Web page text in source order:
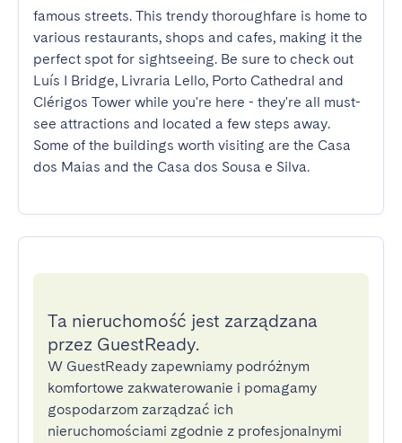
famous streets. This trendy thoroughfare is home to
various restaurants, shops and cafes, making it the
perfect spot for sightseeing. Be sure to check out
Luís I Bridge, Livraria Lello, Porto Cathedral and
Clérigos Tower while you're here - they're all must-
see attractions and located a few steps away.
Some of the buildings worth visiting are the Casa
dos Maias and the Casa dos Sousa e Silva.
Ta nieruchomość jest zarządzana
przez GuestReady.
W GuestReady zapewniamy podróżnym
komfortowe zakwaterowanie i pomagamy
gospodarzom zarządzać ich
nieruchomościami zgodnie z profesjonalnymi